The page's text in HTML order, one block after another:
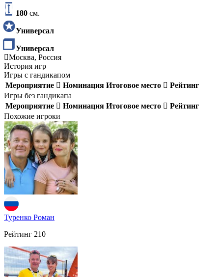
180 см.
Универсал
Универсал
Москва, Россия
История игр
Игры с гандикапом
Мероприятие
Номинация Итоговое место
Рейтинг
Игры без гандикапа
Мероприятие
Номинация Итоговое место
Рейтинг
Похожие игроки
Туренко Роман
Рейтинг 210